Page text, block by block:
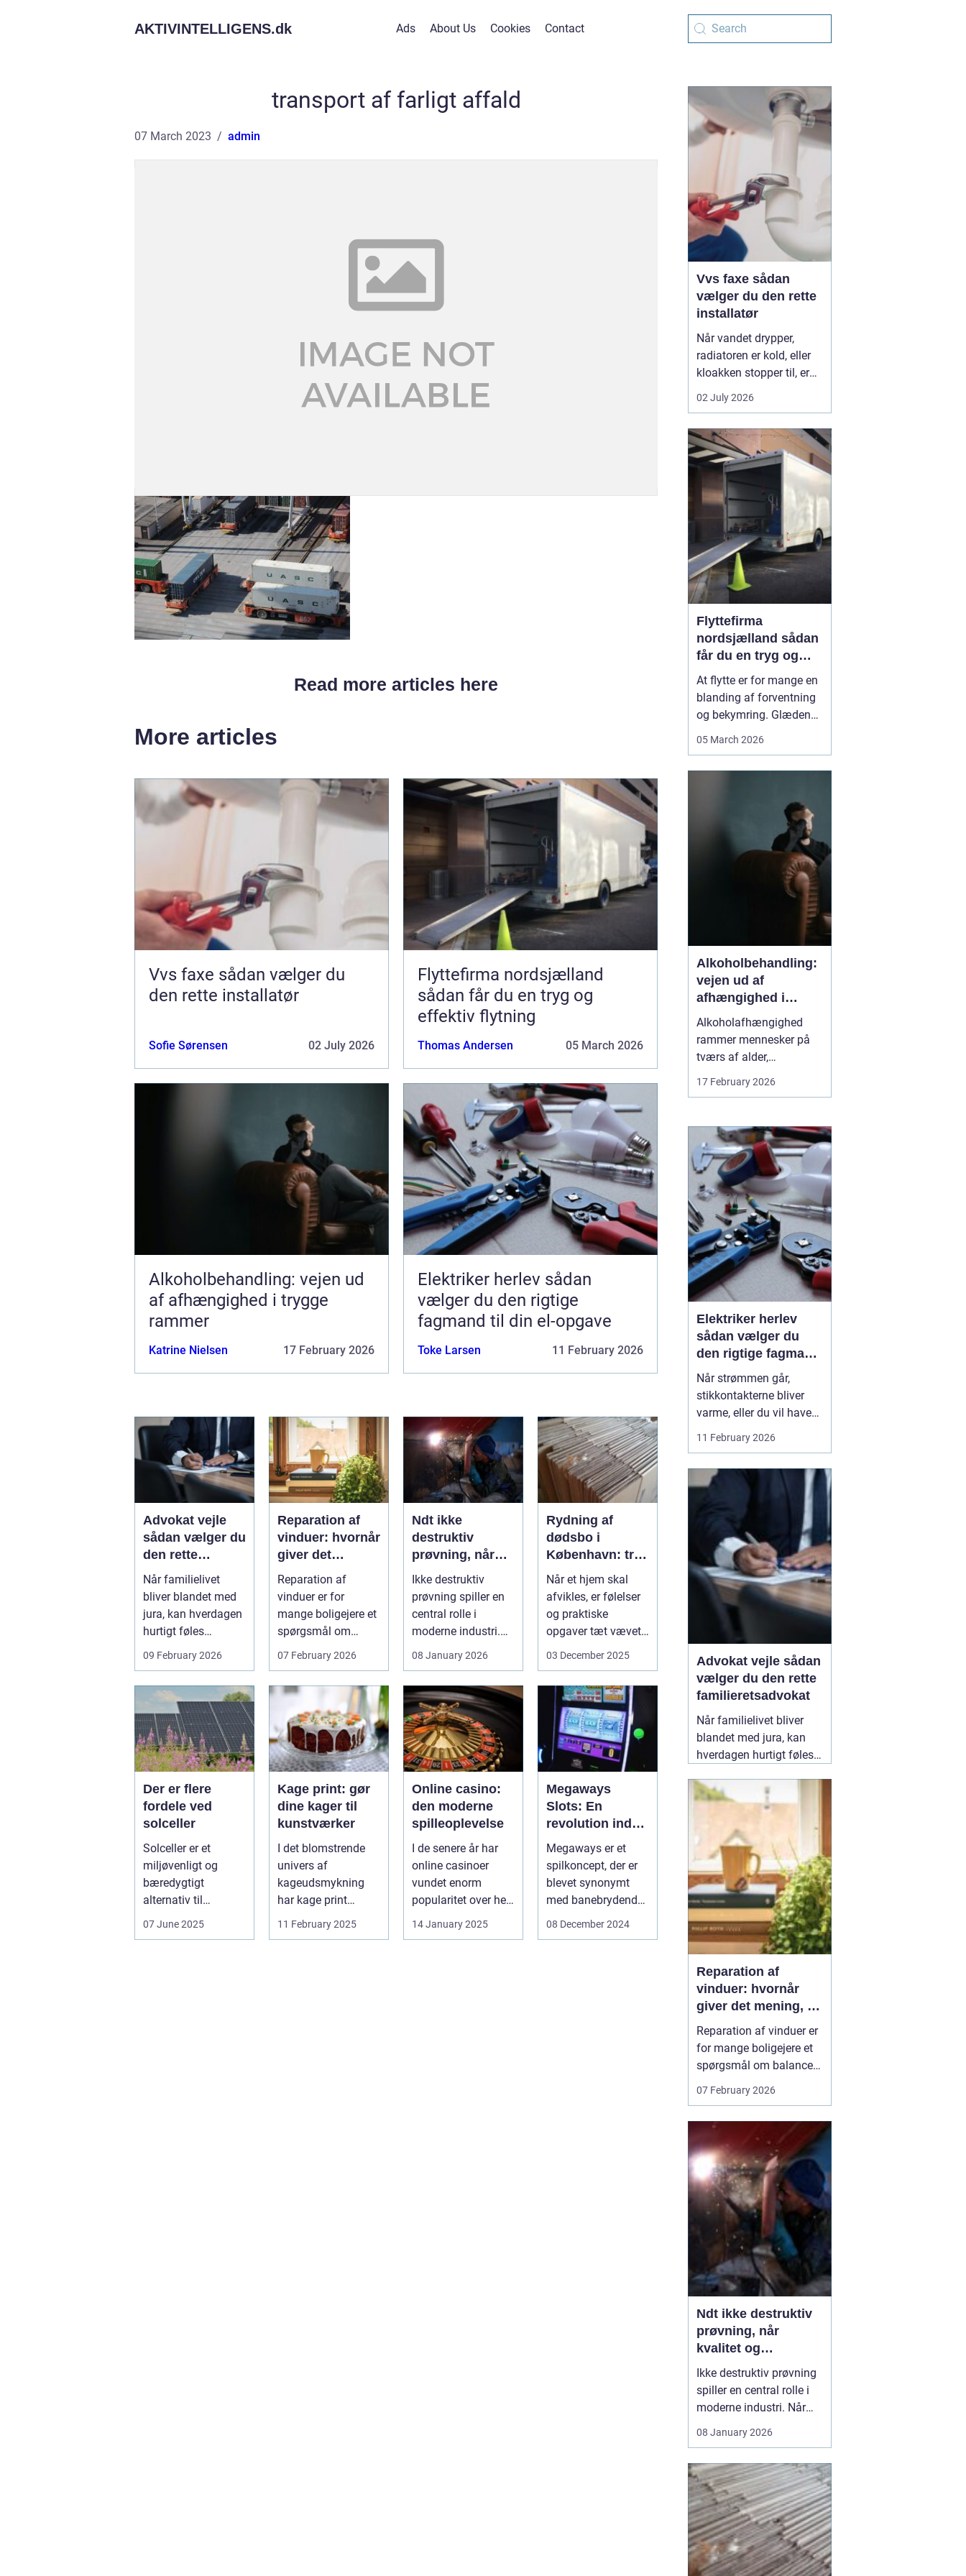
AKTIVINTELLIGENS.dk Ads About Us Cookies Contact
transport af farligt affald
07 March 2023 admin
Read more articles here
More articles
Vvs faxe sådan vælger du
den rette installatør
Sofie Sørensen 02 July 2026
Flyttefirma nordsjælland
sådan får du en tryg og
effektiv flytning
Thomas Andersen 05 March 2026
Alkoholbehandling: vejen ud
af afhængighed i trygge
rammer
Katrine Nielsen 17 February 2026
Elektriker herlev sådan
vælger du den rigtige
fagmand til din el-opgave
Toke Larsen 11 February 2026
Advokat vejle
sådan vælger du
den rette
familieretsadvok
at
Når familielivet
bliver blandet med
jura, kan hverdagen
hurtigt føles
uoverskuelig.
Uenighed om børn...
09 February 2026
Reparation af
vinduer: hvornår
giver det
mening, og hvad
skal du vælge?
Reparation af
vinduer er for
mange boligejere et
spørgsmål om
balance. På den
07 February 2026
Ndt ikke
destruktiv
prøvning, når
kvalitet og
sikkerhed er
afgørende
Ikke destruktiv
prøvning spiller en
central rolle i
moderne industri.
trykbærende u...
08 January 2026
Rydning af
dødsbo i
København: tryg
proces og
respekt for boet
Når et hjem skal
afvikles, er følelser
og praktiske
opgaver tæt vævet
samme...
03 December 2025
Der er flere
fordele ved
solceller
Solceller er et
miljøvenligt og
bæredygtigt
alternativ til
07 June 2025
Kage print: gør
dine kager til
kunstværker
I det blomstrende
univers af
kageudsmykning
har kage print
revolutioneret
måden, hvorpå ...
11 February 2025
Online casino:
den moderne
spilleoplevelse
I de senere år har
online casinoer
vundet enorm
popularitet over hele
teknolog...
14 January 2025
Megaways
Slots: En
revolution inden
for online
spilleautomater
Megaways er et
spilkoncept, der er
blevet synonymt
med banebrydende
innovation inden for
08 December 2024
Vvs faxe sådan
vælger du den rette
installatør
Når vandet drypper,
radiatoren er kold, eller
kloakken stopper til, er
en dygtig VVS-installatør
ikke bare rar at have det
Faxe-området findes der
flere firmaer, der kan
hjælpe, men kvalitet,
responstid og rådgivning
varierer m...
02 July 2026
Flyttefirma
nordsjælland sådan
får du en tryg og
effektiv flytning
At flytte er for mange en
blanding af forventning
og bekymring. Glæden
ved et nyt hjem bliver
logistik, der skal gå op.
Flyttefirma Nordsjæ...
05 March 2026
Alkoholbehandling:
vejen ud af
afhængighed i
trygge rammer
Alkoholafhængighed
rammer mennesker på
tværs af alder,
uddannelse og
baggrund. For mange
Et glas for at falde ned
efter arbejde, lidt ekstra i
weekenden, og pludselig
er alkoholen blevet en
nødve...
17 February 2026
Elektriker herlev
sådan vælger du
den rigtige fagmand
til din el-opgave
Når strømmen går,
stikkontakterne bliver
varme, eller du vil have
ny belysning i hjemmet,
bliver valget af elektriker
Mange søger
efter en
hvordan vurd...
11 February 2026
Advokat vejle sådan
vælger du den rette
familieretsadvokat
Når familielivet bliver
blandet med jura, kan
hverdagen hurtigt føles
om børn, ægteskab, arv
eller bolig handler
sjældent kun om
paragraffer, men også
om følelser, tryghed og
fremtid. I sådan en
situation kan en09
February 2026
Reparation af
vinduer: hvornår
giver det mening, og
hvad skal du
vælge?
Reparation af vinduer er
for mange boligejere et
spørgsmål om balance.
På den ene side vil du
gerne bevare husets
unødvendige udgifter. På
den anden side skal
vinduerne være tætte,
ene...
07 February 2026
Ndt ikke destruktiv
prøvning, når
kvalitet og
sikkerhed er
afgørende
Ikke destruktiv prøvning
spiller en central rolle i
moderne industri. Når
udstyr, tanke eller
kontrolleres, skal det ske
uden at ødelægge
emnet. Her kommerN...
08 January 2026